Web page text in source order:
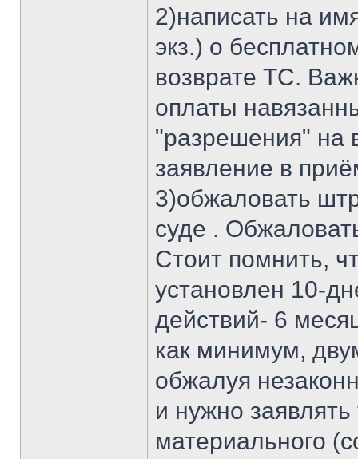
2)написать на
экз.) о
возврате ТС.
оплаты
"разрешения" на
заявление в
3)обжаловать
суде .
Стоит помнить,
установлен 10-
действий- 6
как минимум,
обжалуя
и нужно
материального